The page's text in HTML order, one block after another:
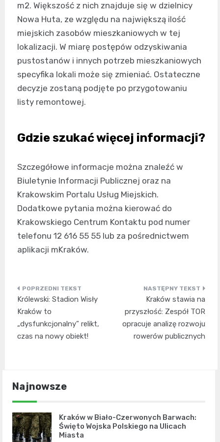
m2. Większość z nich znajduje się w dzielnicy
Nowa Huta, ze względu na największą ilość
miejskich zasobów mieszkaniowych w tej
lokalizacji. W miarę postępów odzyskiwania
pustostanów i innych potrzeb mieszkaniowych
specyfika lokali może się zmieniać. Ostateczne
decyzje zostaną podjęte po przygotowaniu
listy remontowej.
Gdzie szukać więcej informacji?
Szczegółowe informacje można znaleźć w
Biuletynie Informacji Publicznej oraz na
Krakowskim Portalu Usług Miejskich.
Dodatkowe pytania można kierować do
Krakowskiego Centrum Kontaktu pod numer
telefonu 12 616 55 55 lub za pośrednictwem
aplikacji mKraków.
Nawigacja
wpisu
Królewski: Stadion Wisły
Kraków to
„dysfunkcjonalny” relikt,
czas na nowy obiekt!
Kraków stawia na
przyszłość: Zespół TOR
opracuje analizę rozwoju
rowerów publicznych
Najnowsze
Kraków w Biało-Czerwonych Barwach:
Święto Wojska Polskiego na Ulicach
Miasta